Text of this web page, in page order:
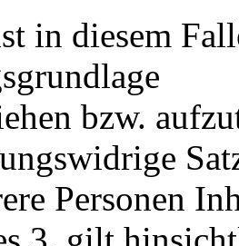
in diesem
bzw.
Personen